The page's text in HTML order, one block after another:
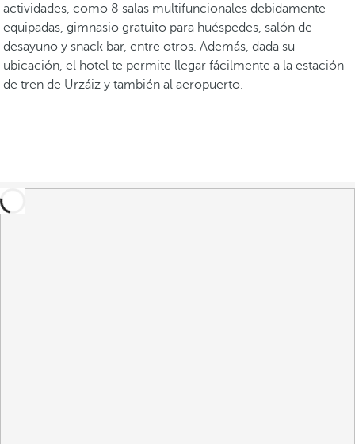
actividades, como 8 salas multifuncionales debidamente
equipadas, gimnasio gratuito para huéspedes, salón de
desayuno y snack bar, entre otros. Además, dada su
ubicación, el hotel te permite llegar fácilmente a la estación
de tren de Urzáiz y también al aeropuerto.